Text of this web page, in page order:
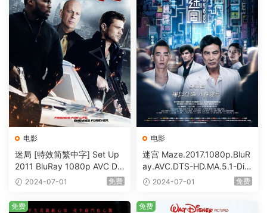
电影
迷局 [特效简繁中字] Set Up
2011 BluRay 1080p AVC DT
S-HD MA5.1-shhaclm@CHD
2024-07-01 免费
电影
迷宫 Maze.2017.1080p.BluR
ay.AVC.DTS-HD.MA.5.1-DiY
@HDHome [BDISO 19.7GB]
2024-07-01 免费
免费 免费